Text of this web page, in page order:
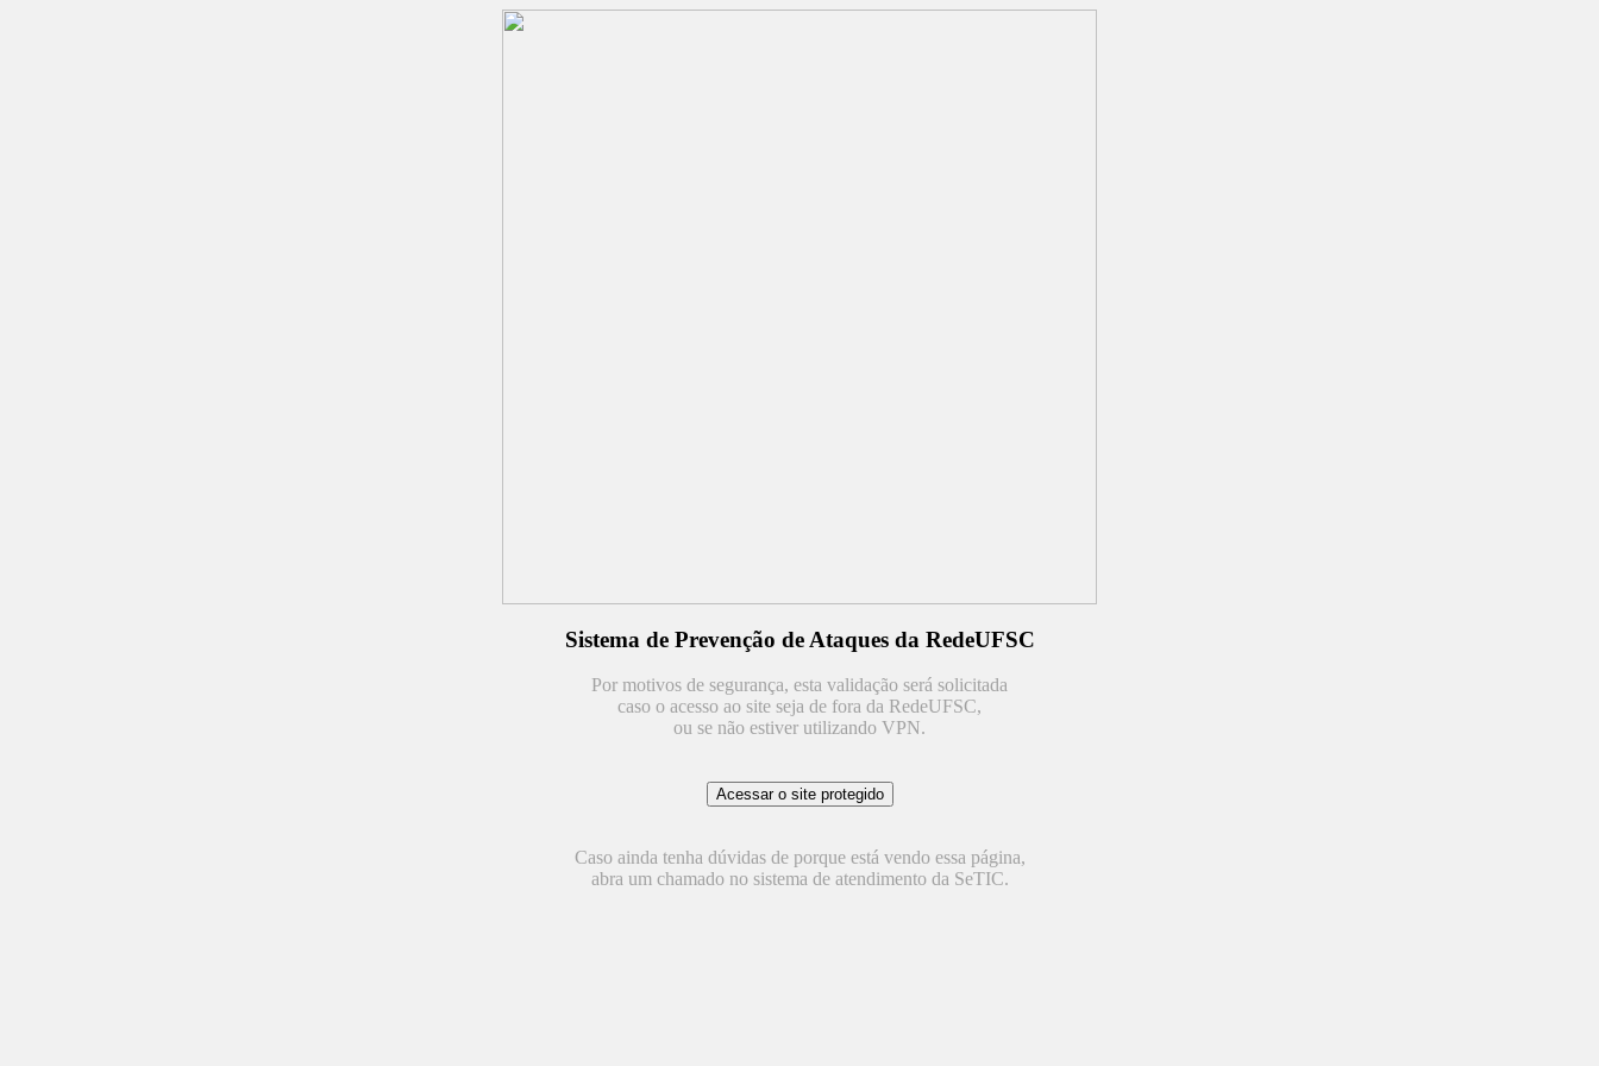
Sistema de Prevenção de Ataques da RedeUFSC
Por motivos de segurança, esta validação será solicitada
caso o acesso ao site seja de fora da RedeUFSC,
ou se não estiver utilizando VPN.
Caso ainda tenha dúvidas de porque está vendo essa página,
abra um chamado no sistema de atendimento da SeTIC.